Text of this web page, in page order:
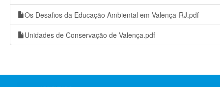
Os Desafios da Educação Ambiental em Valença-RJ.pdf
Unidades de Conservação de Valença.pdf